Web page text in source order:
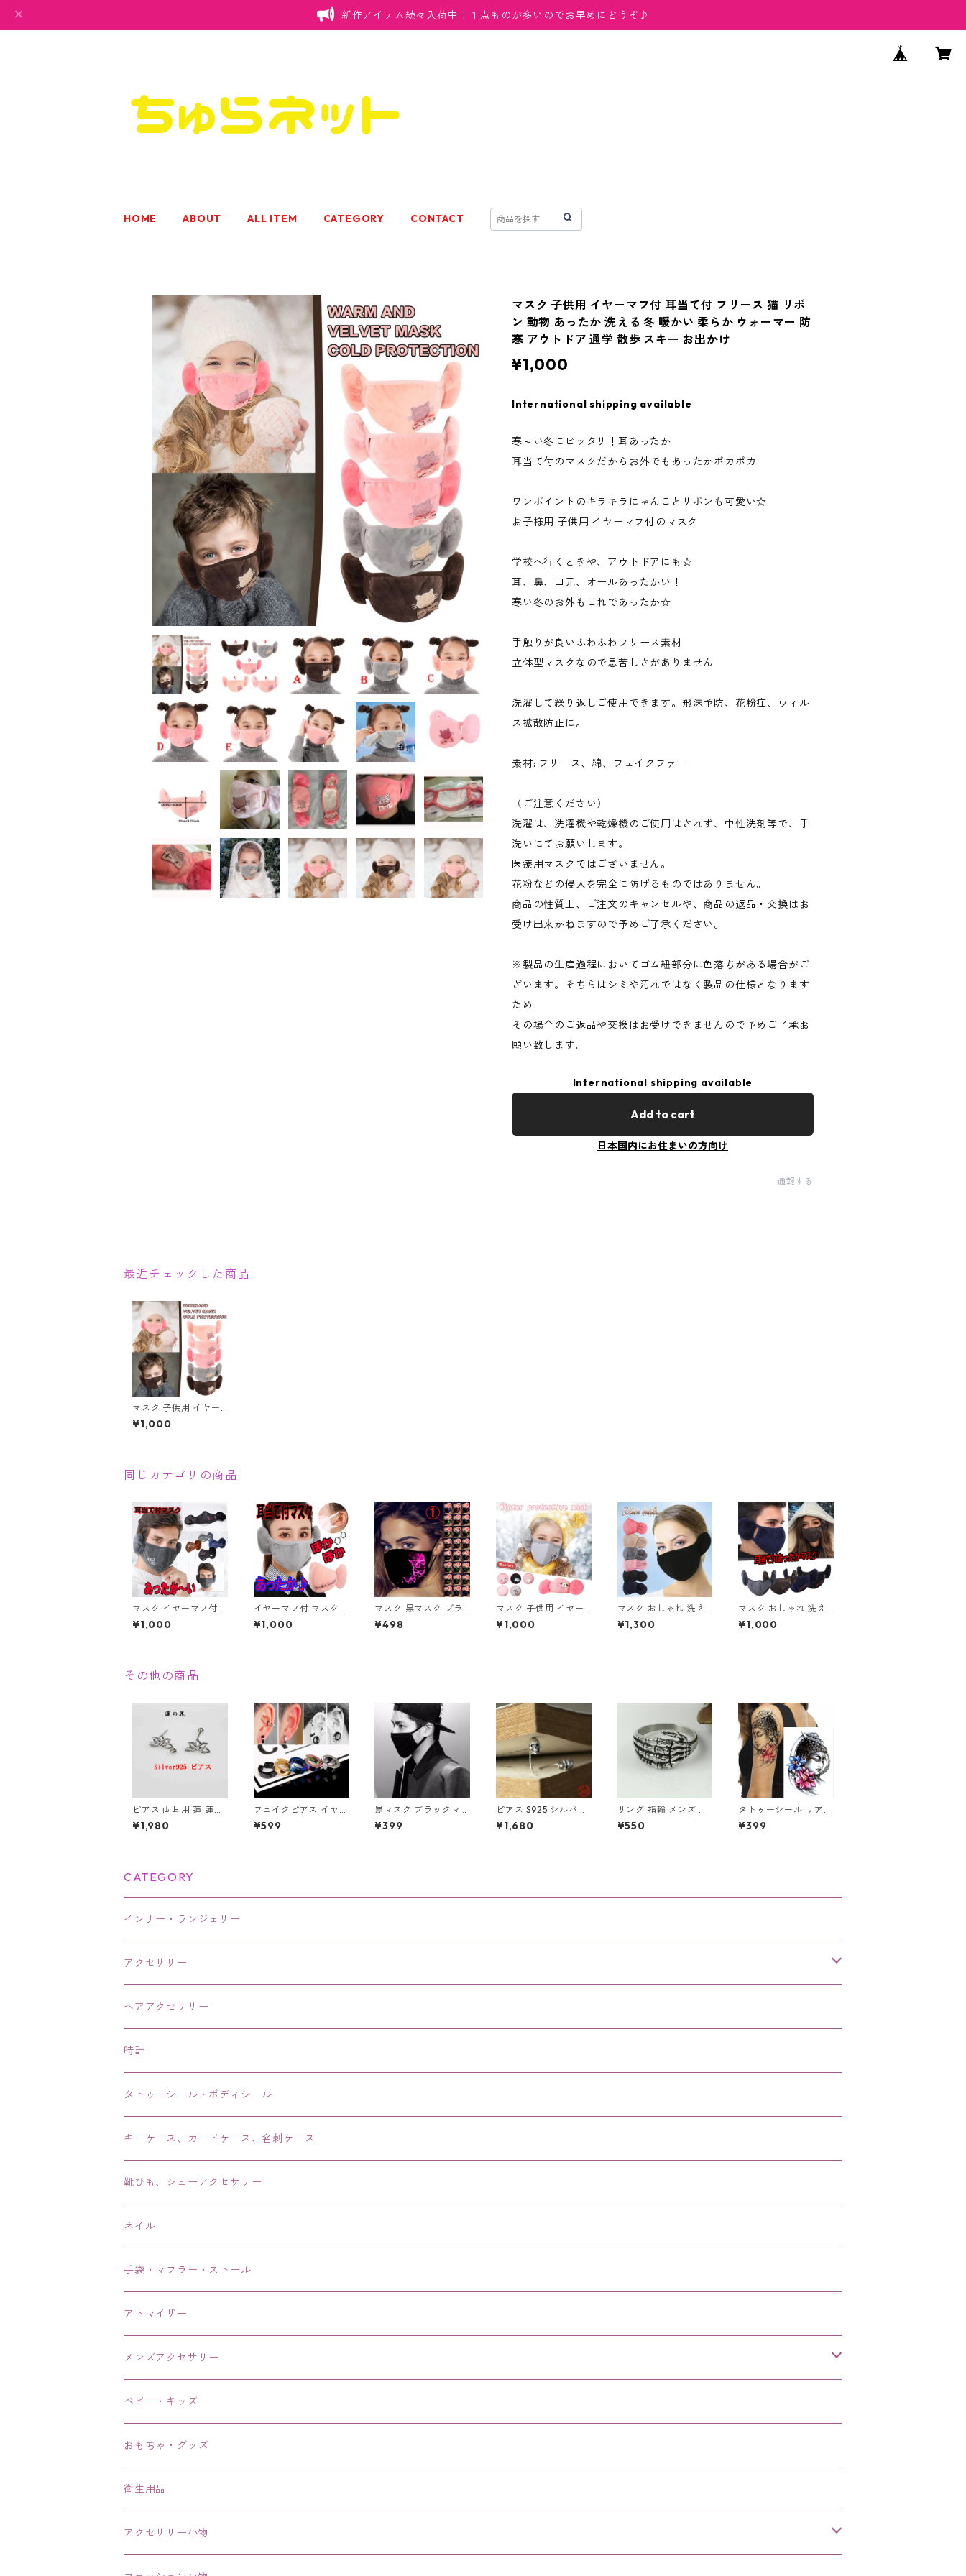
新作アイテム続々入荷中！１点ものが多いのでお早めにどうぞ♪
HOME ABOUT ALL ITEM CATEGORY CONTACT
マスク 子供用 イヤーマフ付 耳当て付 フリース 猫 リボ
ン 動物 あったか 洗える 冬 暖かい 柔らか ウォーマー 防
寒 アウトドア 通学 散歩 スキー お出かけ
¥1,000
International shipping available
寒～い冬にピッタリ！耳あったか
耳当て付のマスクだからお外でもあったかポカポカ
ワンポイントのキラキラにゃんことリボンも可愛い☆
お子様用 子供用 イヤーマフ付のマスク
学校へ行くときや、アウトドアにも☆
耳、鼻、口元、オールあったかい！
寒い冬のお外もこれであったか☆
手触りが良いふわふわフリース素材
立体型マスクなので息苦しさがありません
洗濯して繰り返しご使用できます。飛沫予防、花粉症、ウィル
ス拡散防止に。
素材: フリース、綿、フェイクファー
（ご注意ください）
洗濯は、洗濯機や乾燥機のご使用はされず、中性洗剤等で、手
洗いにてお願いします。
医療用マスクではございません。
花粉などの侵入を完全に防げるものではありません。
商品の性質上、ご注文のキャンセルや、商品の返品・交換はお
受け出来かねますので予めご了承ください。
※製品の生産過程においてゴム紐部分に色落ちがある場合がご
ざいます。そちらはシミや汚れではなく製品の仕様となります
ため
その場合のご返品や交換はお受けできませんので予めご了承お
願い致します。
International shipping available
Add to cart
日本国内にお住まいの方向け
通報する
最近チェックした商品
マスク 子供用 イヤー
マフ付 耳当て付 フリ
ース 猫 リボン 動物 あ
散歩 スキー お出かけ
¥1,000
同じカテゴリの商品
マスク イヤーマフ付
耳当て付 耳カバー フ
リース あったか 冬 暖
ウィンタースポーツ
¥1,000
イヤーマフ付 マスク
耳当て付 マスクマフ
洗える フリース ファ
¥1,000
マスク 黒マスク ブラ
ックマスク 布マスク
蝶 バタフライ ハート
¥498
マスク 子供用 イヤー
マフ付 耳当て付 あっ
たか 洗える コットン
¥1,000
マスク おしゃれ 洗え
る イヤーマフ付 耳当
て付 あったか 綿 コッ
¥1,300
マスク おしゃれ 洗え
る イヤーマフ付 耳当
て付 フリース あった
¥1,000
その他の商品
ピアス 両耳用 蓮 蓮の
花 蓮花 蓮華 ロータス
ハス はす 透かし S925
¥1,980
フェイクピアス イヤー
クリップ イヤーカフ 2
個セット メンズ レデ
¥599
黒マスク ブラックマス
ク 布マスク 洗える マ
スク お洒落 ファッシ
¥399
ピアス S925 シルバー
ピアス スカル ユニセ
ックス フックピアス
¥1,680
リング 指輪 メンズ ス
ケルトン ハンド スカ
ルハンド アンティーク
¥550
タトゥーシール リアル
仏像 ブッダ 仏様 ほと
け 仏 蓮 蓮の花 仏教
¥399
CATEGORY
インナー・ランジェリー
アクセサリー
ネックレス・チョーカー
ピアス・イヤリング・鼻ピアス
リング・指輪
ブレス・バングル・ブレスレット・腕輪
アンクレット
ヘアアクセサリー
時計
タトゥーシール・ボディシール
キーケース、カードケース、名刺ケース
靴ひも、シューアクセサリー
ネイル
手袋・マフラー・ストール
アトマイザー
メンズアクセサリー
リング、指輪
ブレスレット、バングル、ブレス、腕輪
ネックレス、チョーカー
その他
ベビー・キッズ
おもちゃ・グッズ
衛生用品
アクセサリー小物